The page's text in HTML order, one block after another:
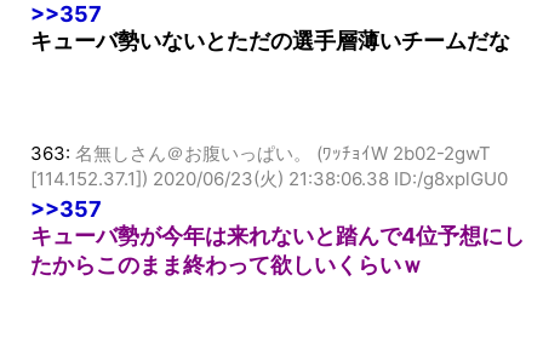
[182.169.8.18])
>>357
363:名無しさん＠お腹いっぱい。 (ﾜｯﾁｮｲW 2b02-2gwT
[114.152.37.1])
>>357
キューバ勢が今年は来れないと踏んで4位予想にし